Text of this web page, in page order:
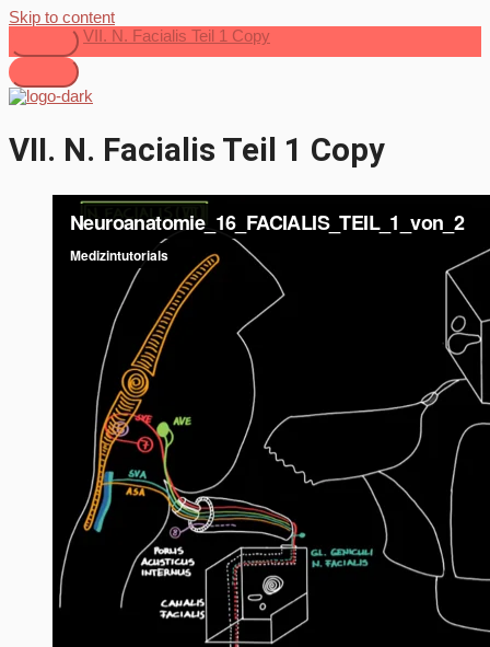
Skip to content
VII. N. Facialis Teil 1 Copy
VII. N. Facialis Teil 1 Copy